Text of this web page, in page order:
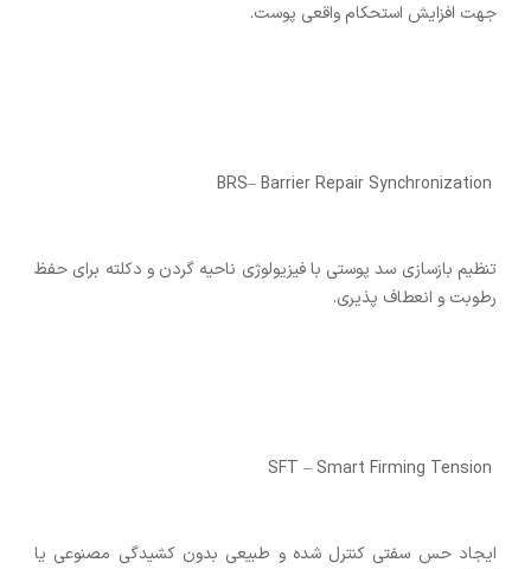
جهت افزایش استحکام واقعی پوست.
تنظیم بازسازی سد پوستی با فیزیولوژی ناحیه گردن و دکلته برای حفظ
رطوبت و انعطاف‌ پذیری.
ایجاد حس سفتی کنترل‌ شده و طبیعی بدون کشیدگی مصنوعی یا